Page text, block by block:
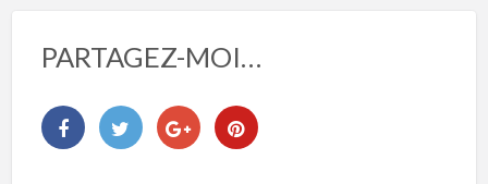
PARTAGEZ-MOI…